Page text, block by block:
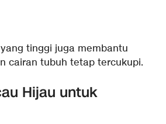
tinggi juga membantu
cairan tubuh tetap tercukupi.
Hijau untuk